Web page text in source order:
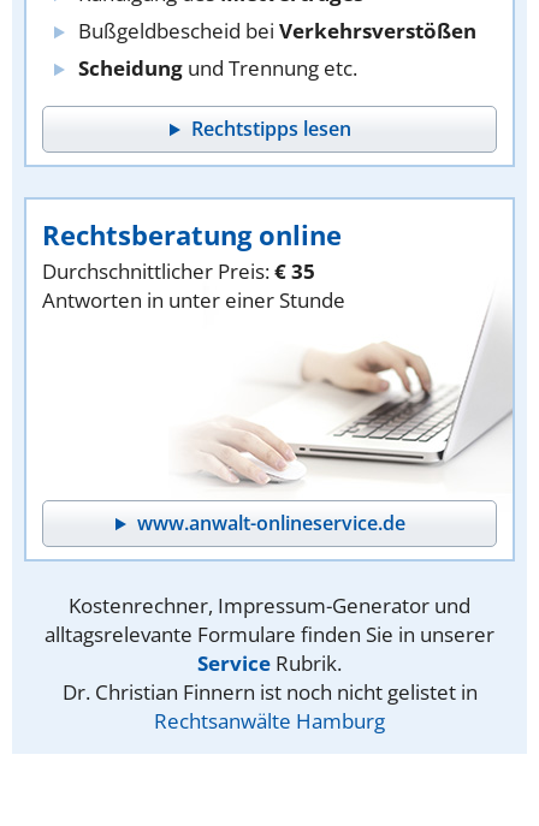
Bußgeldbescheid bei Verkehrsverstößen
Scheidung und Trennung etc.
Rechtstipps lesen
Rechtsberatung online
Durchschnittlicher Preis:€ 35
Antworten in unter einer Stunde
www.anwalt-onlineservice.de
Kostenrechner, Impressum-Generator und
alltagsrelevante Formulare finden Sie in unserer
Service Rubrik.
Dr. Christian Finnern ist noch nicht gelistet in
Rechtsanwälte Hamburg